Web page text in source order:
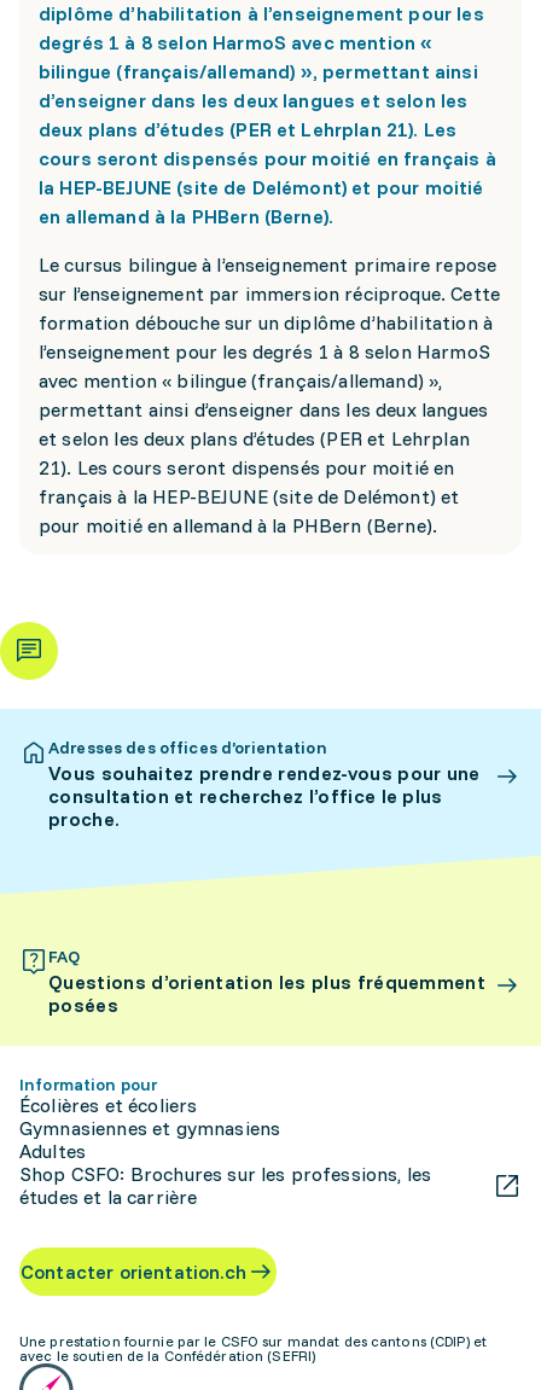
diplôme d’habilitation à l’enseignement pour les
degrés 1 à 8 selon HarmoS avec mention «
bilingue (français/allemand) », permettant ainsi
d’enseigner dans les deux langues et selon les
deux plans d’études (PER et Lehrplan 21). Les
cours seront dispensés pour moitié en français à
la HEP-BEJUNE (site de Delémont) et pour moitié
en allemand à la PHBern (Berne).
Le cursus bilingue à l’enseignement primaire repose
sur l’enseignement par immersion réciproque. Cette
formation débouche sur un diplôme d’habilitation à
l’enseignement pour les degrés 1 à 8 selon HarmoS
avec mention « bilingue (français/allemand) »,
permettant ainsi d’enseigner dans les deux langues
et selon les deux plans d’études (PER et Lehrplan
21). Les cours seront dispensés pour moitié en
français à la HEP-BEJUNE (site de Delémont) et
pour moitié en allemand à la PHBern (Berne).
Adresses des offices d’orientation
Vous souhaitez prendre rendez-vous pour une
consultation et recherchez l’office le plus
proche.
FAQ
Questions d’orientation les plus fréquemment
posées
Information pour
Écolières et écoliers
Gymnasiennes et gymnasiens
Adultes
Shop CSFO: Brochures sur les professions, les
études et la carrière
Contacter orientation.ch
Une prestation fournie par le CSFO sur mandat des cantons (CDIP) et
avec le soutien de la Confédération (SEFRI)